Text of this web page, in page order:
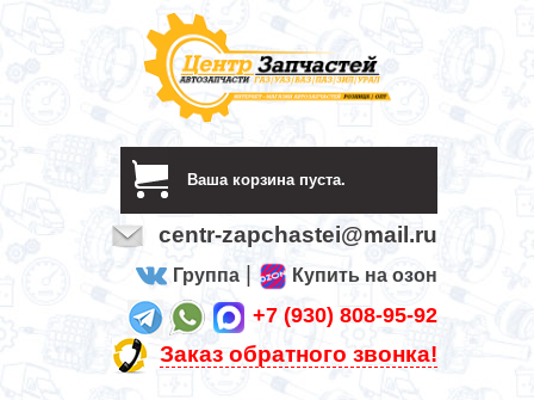
Ваша корзина пуста.
centr-zapchastei@mail.ru
Группа Купить на озон
+7 (930) 808-95-92
Заказ обратного звонка!